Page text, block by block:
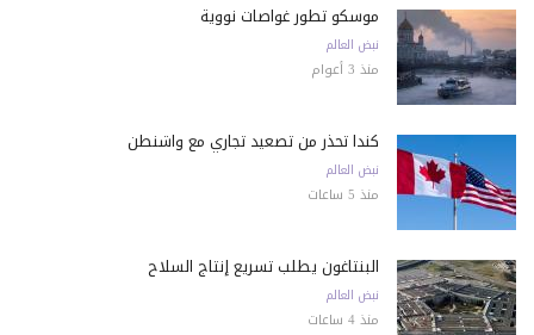
موسكو تطور غواصات نووية
نبض العالم
منذ 3 أعوام
كندا تحذّر من تصعيد تجاري مع واشنطن
نبض العالم
منذ 5 ساعات
البنتاغون يطلب تسريع إنتاج السلاح
نبض العالم
منذ 4 ساعات